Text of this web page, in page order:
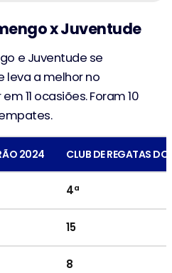
x Juventude
e Juventude se
leva a melhor no
11 ocasiões. Foram 10
2024 CLUB DE REGATAS
4ª
15
8